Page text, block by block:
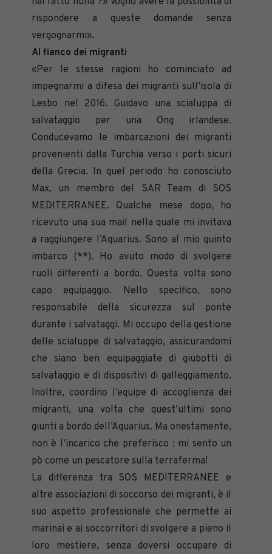
rispondere a queste domande senza
vergognarmi».
Al fianco dei migranti
«Per le stesse ragioni ho cominciato ad
impegnarmi a difesa dei migranti sull’isola di
Lesbo nel 2016. Guidavo una scialuppa di
salvataggio per una Ong irlandese.
Conducevamo le imbarcazioni dei migranti
provenienti dalla Turchia verso i porti sicuri
della Grecia. In quel periodo ho conosciuto
Max, un membro del SAR Team di SOS
MEDITERRANEE. Qualche mese dopo, ho
ricevuto una sua mail nella quale mi invitava
a raggiungere l’Aquarius. Sono al mio quinto
imbarco (**). Ho avuto modo di svolgere
ruoli differenti a bordo. Questa volta sono
capo equipaggio. Nello specifico, sono
responsabile della sicurezza sul ponte
durante i salvataggi. Mi occupo della gestione
delle scialuppe di salvataggio, assicurandomi
che siano ben equipaggiate di giubotti di
salvataggio e di dispositivi di galleggiamento.
Inoltre, coordino l’equipe di accoglienza dei
migranti, una volta che quest’ultimi sono
giunti a bordo dell’Aquarius. Ma onestamente,
non è l’incarico che preferisco : mi sento un
pò come un pescatore sulla terraferma!
La differenza tra SOS MEDITERRANEE e
altre associazioni di soccorso dei migranti, è il
suo aspetto professionale che permette ai
marinai e ai soccorritori di svolgere a pieno il
loro mestiere, senza doversi occupare di